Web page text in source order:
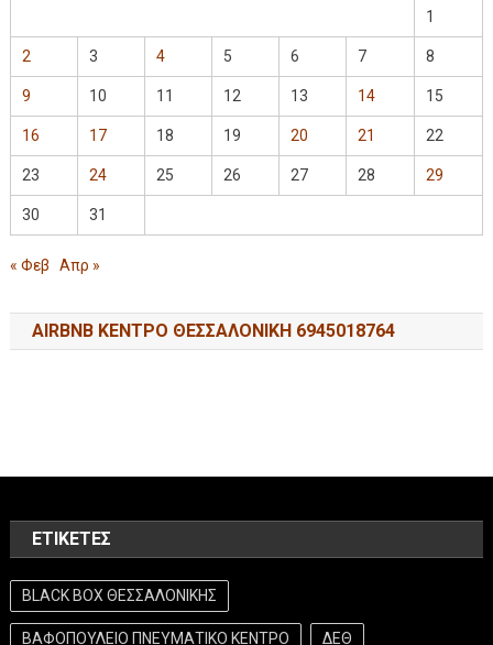
1
2 3 4 5 6 7 8
9 10 11 12 13 14 15
16 17 18 19 20 21 22
23 24 25 26 27 28 29
30 31
« Φεβ Απρ »
AIRBNB ΚΕΝΤΡΟ ΘΕΣΣΑΛΟΝΙΚΗ 6945018764
ΕΤΙΚΈΤΕΣ
BLACK BOX ΘΕΣΣΑΛΟΝΙΚΗΣ
ΒΑΦΟΠΟΥΛΕΙΟ ΠΝΕΥΜΑΤΙΚΟ ΚΕΝΤΡΟ ΔΕΘ